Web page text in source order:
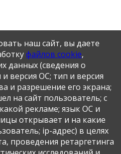
данных, в том числе
в соответствии с
от 27.07.2006 г. № 152-ФЗ " О
субъекта персональных
наш сайт, вы даете
файлов cookie,
данных (сведения о
версия ОС; тип и версия
и разрешение его экрана;
на сайт пользователь; с
рекламе; язык ОС и
открывает и на какие
ip-адрес) в целях
проведения ретаргетинга